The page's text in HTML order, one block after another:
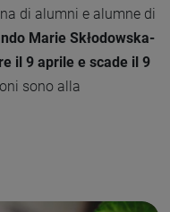
di alumni e alumne di
Marie Skłodowska-
il 9 aprile e scade il 9
sono alla